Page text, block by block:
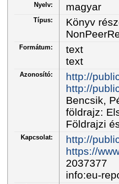
Nyelv: magyar
Típus:
Könyv
Formátum:
text
text
Azonosító:
http://
http://
Bencsik,
földrajz:
Földrajzi
Kapcsolat:
http://
https://
2037377
info:eu-